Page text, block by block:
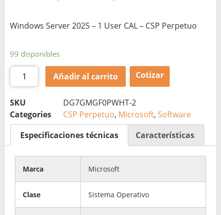
Windows Server 2025 – 1 User CAL – CSP Perpetuo
99 disponibles
Añadir al carrito Cotizar
SKU
DG7GMGF0PWHT-2
Categories
CSP Perpetuo, Microsoft, Software
Especificaciones técnicas
Características
Marca Microsoft
Clase Sistema Operativo